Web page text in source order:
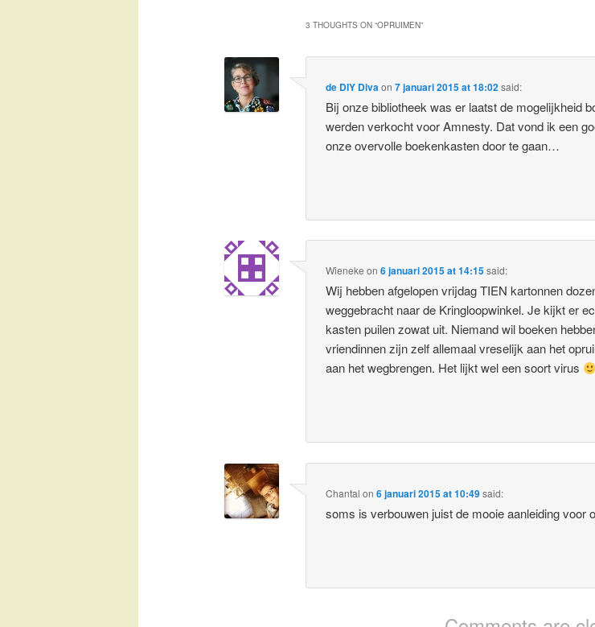
3 THOUGHTS ON “OPRUIMEN”
de DIY Divaon7 januari 2015 at 18:02said:
Bij onze bibliotheek was er laatst de mogelijkheid
werden verkocht voor Amnesty. Dat vond ik een
onze overvolle boekenkasten door te gaan…
Wieneke on6 januari 2015 at 14:15said:
Wij hebben afgelopen vrijdag TIEN kartonnen
weggebracht naar de Kringloopwinkel. Je kijkt er
kasten puilen zowat uit. Niemand wil boeken
vriendinnen zijn zelf allemaal vreselijk aan het
aan het wegbrengen. Het lijkt wel een soort virus
Chantal on6 januari 2015 at 10:49said:
soms is verbouwen juist de mooie aanleiding voor